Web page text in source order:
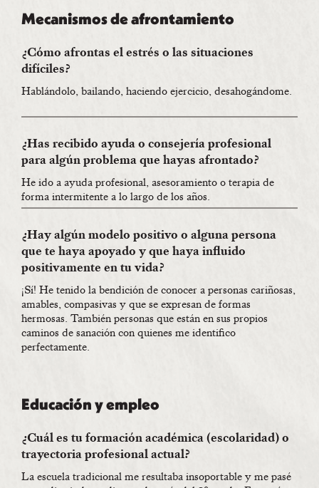
Mecanismos de afrontamiento
¿Cómo afrontas el estrés o las situaciones
difíciles?
Hablándolo, bailando, haciendo ejercicio, desahogándome.
¿Has recibido ayuda o consejería profesional
para algún problema que hayas afrontado?
He ido a ayuda profesional, asesoramiento o terapia de
forma intermitente a lo largo de los años.
¿Hay algún modelo positivo o alguna persona
que te haya apoyado y que haya influido
positivamente en tu vida?
¡Sí! He tenido la bendición de conocer a personas cariñosas,
amables, compasivas y que se expresan de formas
hermosas. También personas que están en sus propios
caminos de sanación con quienes me identifico
perfectamente.
Educación y empleo
¿Cuál es tu formación académica (escolaridad) o
trayectoria profesional actual?
La escuela tradicional me resultaba insoportable y me pasé